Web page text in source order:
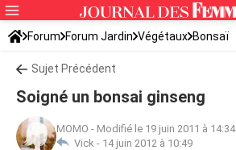
Forum Forum Jardin Végétaux Bonsaï
Sujet Précédent
Soigné un bonsai ginseng
MOMO - Modifié le 19 juin 2011 à 14:34
Vick - 14 juin 2012 à 10:49